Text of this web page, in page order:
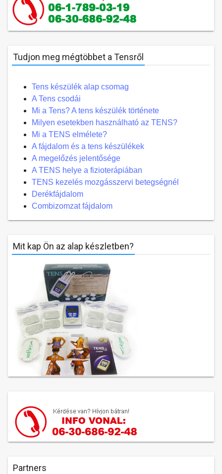
Tudjon meg mégtöbbet a Tensről
Tens készülék alap csomag
A Tens csodái
Mi a Tens? A tens készülék története
Milyen esetekben használható az TENS?
Mi a TENS elmélete?
A fájdalom és a tens készülékek
A megelőzés jelentősége
A TENS helye a fizioterápiában
TENS kezelés mozgásszervi betegségnél
Derékfájdalom
Combizomzat fájdalom
Mit kap Ön az alap készletben?
Partners